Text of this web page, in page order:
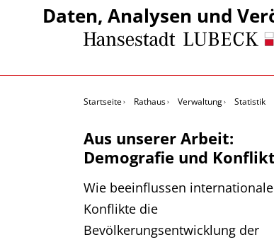
Daten, Analysen und
Startseite Rathaus Verwaltung Statistik
Aus unserer Arbeit:
Demografie und
Wie beeinflussen internationale
Konflikte die
Bevölkerungsentwicklung der